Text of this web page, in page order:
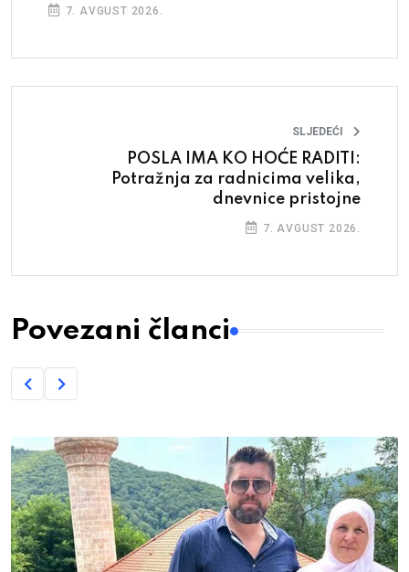
7. AVGUST 2026.
SLJEDEĆI
POSLA IMA KO HOĆE RADITI:
Potražnja za radnicima velika,
dnevnice pristojne
7. AVGUST 2026.
Povezani članci